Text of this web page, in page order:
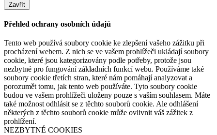
Zavřít
Přehled ochrany osobních údajů
Tento web používá soubory cookie ke zlepšení vašeho zážitku při
procházení webem. Z nich se ve vašem prohlížeči ukládají soubory
cookie, které jsou kategorizovány podle potřeby, protože jsou
nezbytné pro fungování základních funkcí webu. Používáme také
soubory cookie třetích stran, které nám pomáhají analyzovat a
porozumět tomu, jak tento web používáte. Tyto soubory cookie
budou ve vašem prohlížeči uloženy pouze s vaším souhlasem. Máte
také možnost odhlásit se z těchto souborů cookie. Ale odhlášení
některých z těchto souborů cookie může ovlivnit váš zážitek z
prohlížení.
NEZBYTNÉ COOKIES